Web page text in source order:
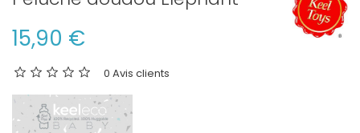
15,90 €
0 Avis clients